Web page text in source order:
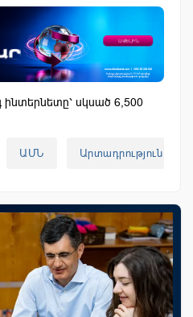
սկսած 6,500
ԱՄՆ Արտադրություն